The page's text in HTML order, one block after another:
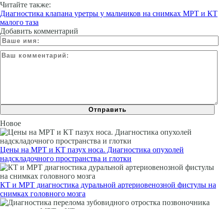
Читайте также:
Диагностика клапана уретры у мальчиков на снимках МРТ и КТ
малого таза
Добавить комментарий
Новое
Цены на МРТ и КТ пазух носа. Диагностика опухолей
надскладочного пространства и глотки
КТ и МРТ диагностика дуральной артериовенозной фистулы на
снимках головного мозга